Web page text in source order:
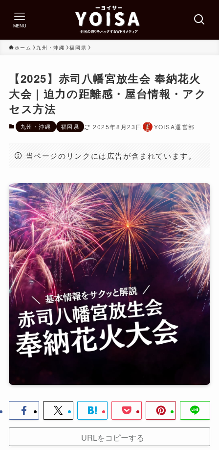
MENU
ホーム 九州・沖縄 福岡県
【2025】赤司八幡宮放生会 奉納花火
大会｜迫力の距離感・屋台情報・アク
セス方法
九州・沖縄 福岡県 2025年8月23日 YOISA運営部
当ページのリンクには広告が含まれています。
URLをコピーする